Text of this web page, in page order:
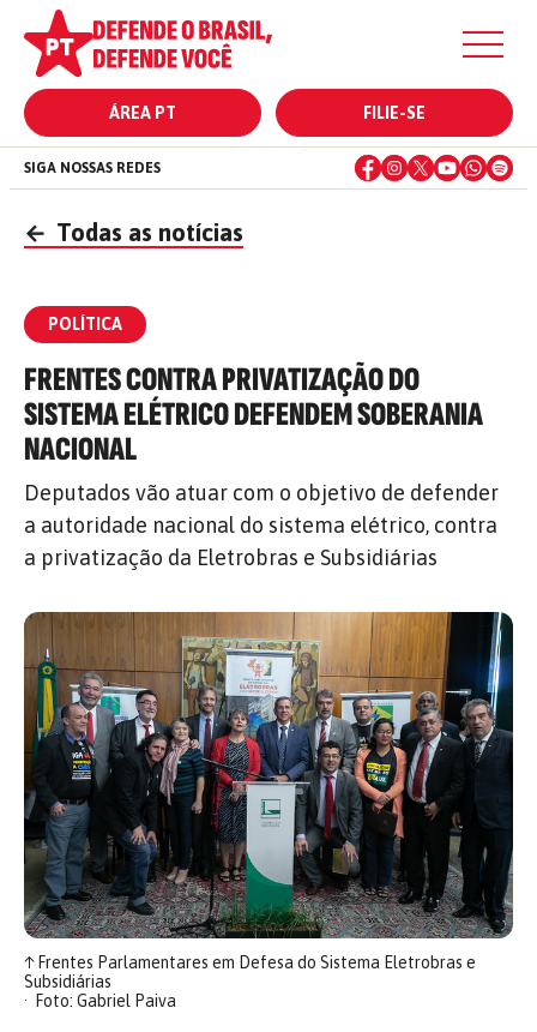
ÁREA PT FILIE-SE
SIGA NOSSAS REDES
← Todas as notícias
POLÍTICA
FRENTES CONTRA PRIVATIZAÇÃO DO
SISTEMA ELÉTRICO DEFENDEM SOBERANIA
NACIONAL
Deputados vão atuar com o objetivo de defender
a autoridade nacional do sistema elétrico, contra
a privatização da Eletrobras e Subsidiárias
↑Frentes Parlamentares em Defesa do Sistema Eletrobras e
Subsidiárias
Foto: Gabriel Paiva